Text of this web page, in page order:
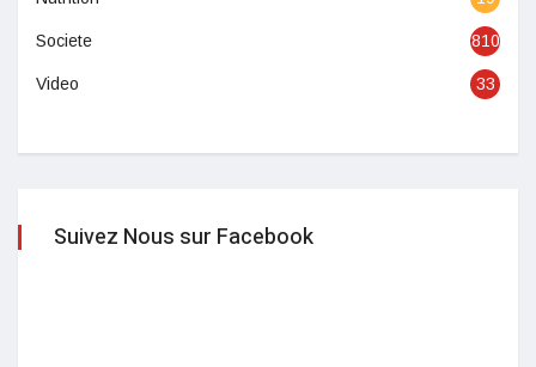
Societe 810
Video 33
Suivez Nous sur Facebook